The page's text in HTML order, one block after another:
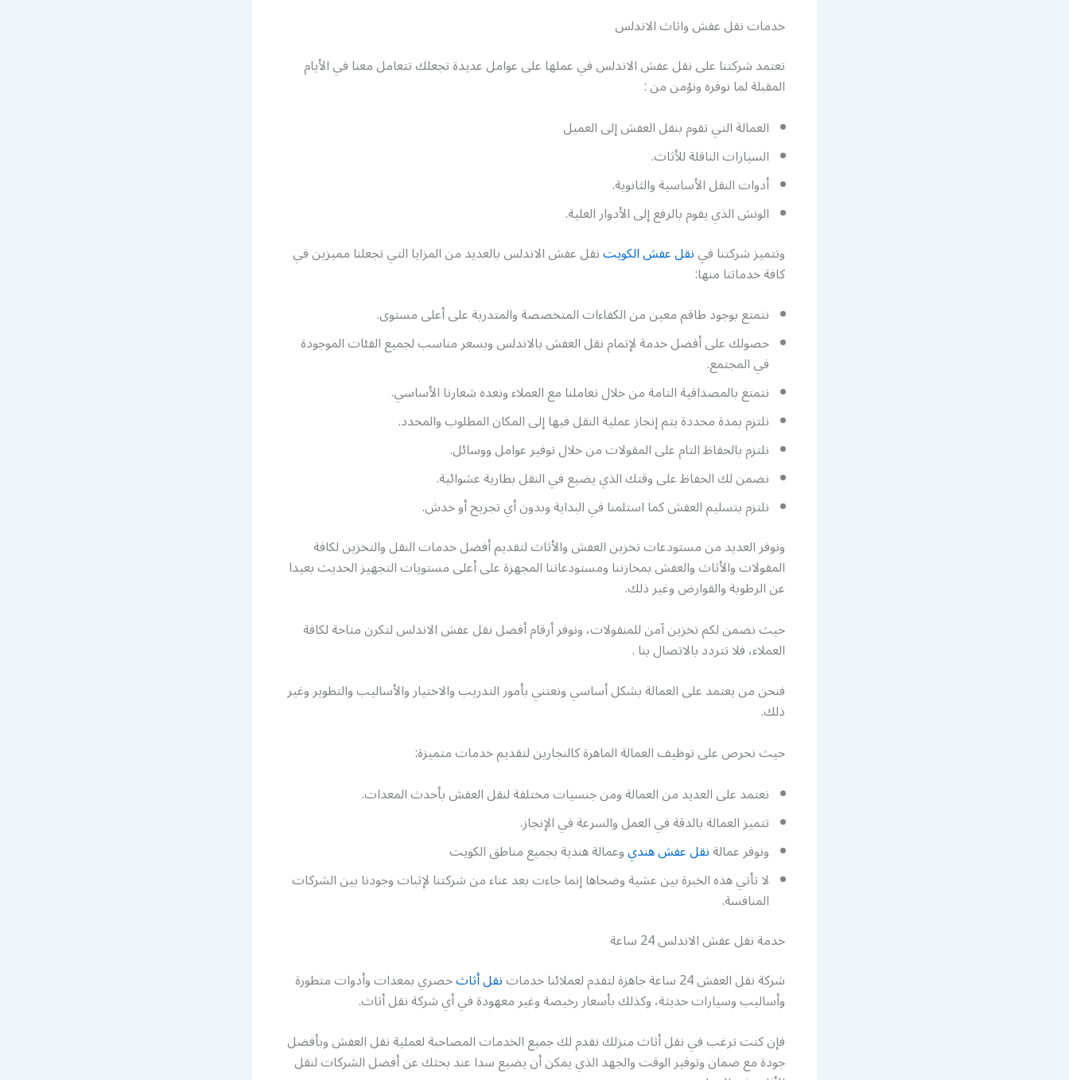
خدمات نقل عفش واثاث الاندلس
تعتمد شركتنا على نقل عفش الاندلس في عملها على عوامل عديدة تجعلك تتعامل معنا في الأيام
المقبلة لما نوفره ونؤمن من :
العمالة التي تقوم بنقل العفش إلى العميل
السيارات الناقلة للأثاث.
أدوات النقل الأساسية والثانوية.
الونش الذي يقوم بالرفع إلى الأدوار العلية.
وتتميز شركتنا فينقل عفش الكويتنقل عفش الاندلس بالعديد من المزايا التي تجعلنا مميزين في
كافة خدماتنا منها:
نتمتع بوجود طاقم معين من الكفاءات المتخصصة والمتدربة على أعلى مستوى.
حصولك على أفضل خدمة لإتمام نقل العفش بالاندلس وبسعر مناسب لجميع الفئات الموجودة
في المجتمع.
نتمتع بالمصداقية التامة من خلال تعاملنا مع العملاء ونعده شعارنا الأساسي.
نلتزم بمدة محددة يتم إنجاز عملية النقل فيها إلى المكان المطلوب والمحدد.
نلتزم بالحفاظ التام على المقولات من خلال توفير عوامل ووسائل.
نضمن لك الحفاظ على وقتك الذي يضيع في النقل بطارية عشوائية.
نلتزم بتسليم العفش كما استلمنا في البداية وبدون أي تجريح أو خدش.
ونوفر العديد من مستودعات تخزين العفش والأثاث لتقديم أفضل خدمات النقل والتخزين لكافة
المقولات والأثاث والعفش بمخازننا ومستودعاتنا المجهزة على أعلى مستويات التجهيز الحديث بعيدا
عن الرطوبة والقوارض وغير ذلك.
حيث نضمن لكم تخزين آمن للمنقولات، ونوفر أرقام أفضل نقل عفش الاندلس لتكرن متاحة لكافة
العملاء، فلا تتردد بالاتصال بنا .
فنحن من يعتمد على العمالة بشكل أساسي ونعتني بأمور التدريب والاختيار والأساليب والتطوير وغير
ذلك.
حيث نحرص على توظيف العمالة الماهرة كالنجارين لتقديم خدمات متميزة:
نعتمد على العديد من العمالة ومن جنسيات مختلفة لنقل العفش بأحدث المعدات.
تتميز العمالة بالدقة في العمل والسرعة في الإنجاز.
ونوفر عمالةنقل عفش هنديوعمالة هندية بجميع مناطق الكويت
لا تأتي هذه الخبرة بين عشية وضحاها إنما جاءت بعد عناء من شركتنا لإثبات وجودنا بين الشركات
المنافسة.
خدمة نقل عفش الاندلس 24 ساعة
شركة نقل العفش 24 ساعة جاهزة لتقدم لعملائنا خدمات
نقل أثاثحصري بمعدات وأدوات متطورة
وأساليب وسيارات حديثة، وكذلك بأسعار رخيصة وغير معهودة في أي شركة نقل أثاث.
فإن كنت ترغب في نقل أثاث منزلك نقدم لك جميع الخدمات المصاحبة لعملية نقل العفش وبأفضل
جودة مع ضمان وتوفير الوقت والجهد الذي يمكن أن يضيع سدا عند بحثك عن أفضل الشركات لنقل